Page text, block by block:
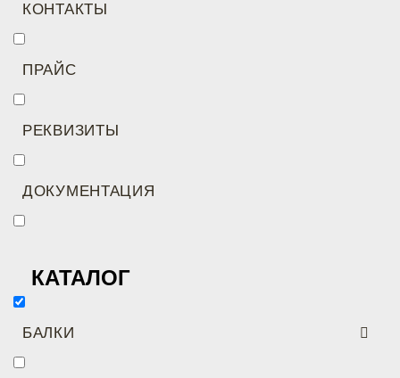
КОНТАКТЫ
ПРАЙС
РЕКВИЗИТЫ
ДОКУМЕНТАЦИЯ
КАТАЛОГ
БАЛКИ